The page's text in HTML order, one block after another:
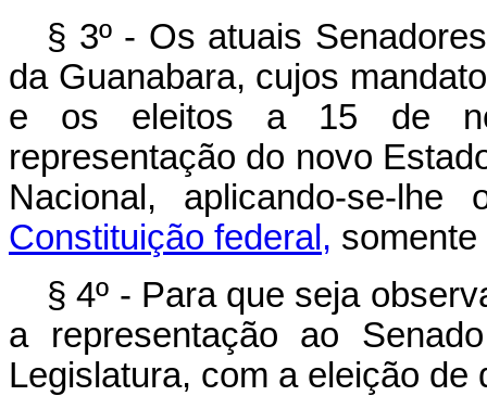
§ 3º - Os atuais
da Guanabara, cujos
e os eleitos a 15 de
representação do novo
Nacional, aplicando-se-
Constituição federal,
§ 4º - Para que seja
a representação ao
Legislatura, com a eleição de